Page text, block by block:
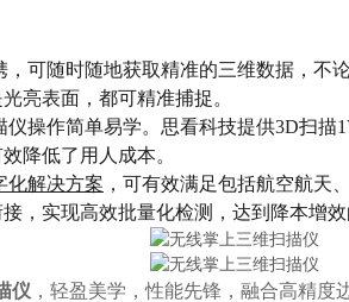
，可随时随地获取精准的三维数据，不
亮表面，都可精准捕捉。
操作简单易学。思看科技提供3D扫
降低了用人成本。
化解决方案 ，可有效满足包括航空航天
，实现高效批量化检测，达到降本增效
仪 ，轻盈美学，性能先锋，融合高精